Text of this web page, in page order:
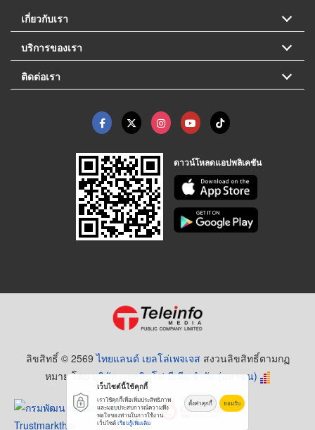
เกี่ยวกับเรา
บริการของเรา
ติดต่อเรา
ดาวน์โหลดแอปพลิเคชัน
ลิขสิทธิ์ © 2569ไทยแลนด์ เยลโล่เพจเจส สงวนลิขสิทธิ์ตามกฏ
หมาย โดยบริษัท เทเลอินโฟ มีเดีย จำกัด (มหาชน)
เว็บไซต์นี้ใช้คุกกี้
เราใช้คุกกี้เพื่อเพิ่มประสิทธิภาพ
และมอบประสบการณ์ความพึง
พอใจของท่านในการใช้งาน
เว็บไซต์เรียนรู้เพิ่มเติม
ตั้งค่าคุกกี้ ยอมรับ